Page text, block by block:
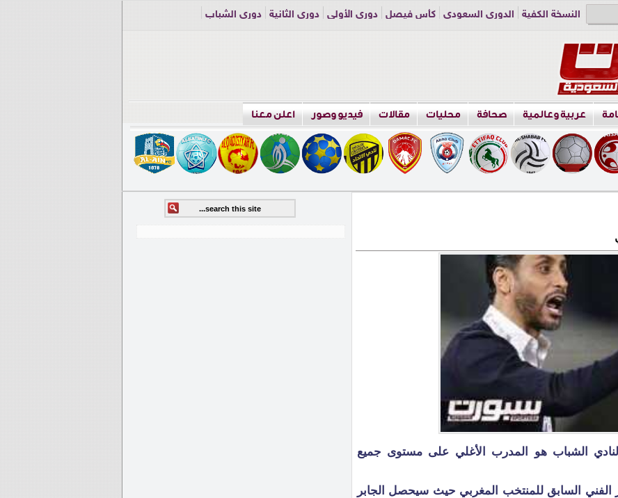
النسخة الكفية الدوري السعودي كأس فيصل دوري الأولى دوري الثانية
دوري الشباب
عربية وعالمية صحافة محليات مقالات فيديو وصور اعلن معنا
الشباب هو المدرب الأغلي على مستوى جميع
الفني السابق للمنتخب المغربي حيث سيحصل الجابر